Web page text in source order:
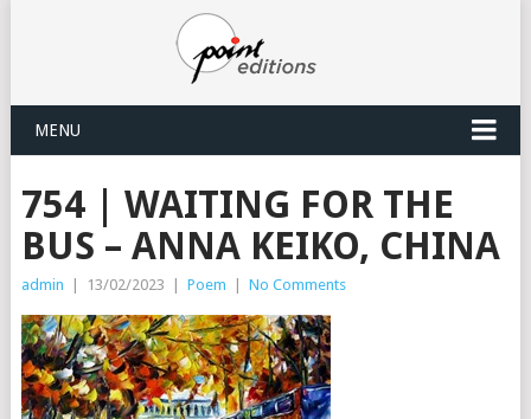
MENU
754 | WAITING FOR THE
BUS – ANNA KEIKO, CHINA
admin 13/02/2023 Poem No Comments